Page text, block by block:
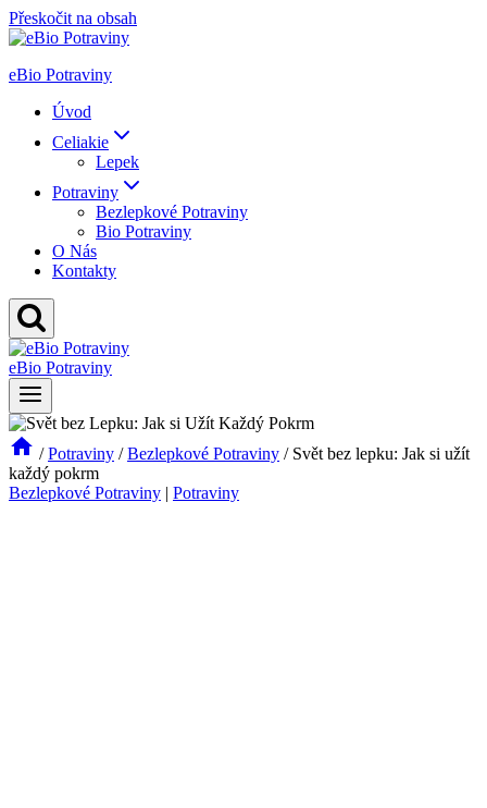
Přeskočit na obsah
eBio Potraviny
Úvod
Celiakie
Lepek
Potraviny
Bezlepkové Potraviny
Bio Potraviny
O Nás
Kontakty
eBio Potraviny
/ Potraviny / Bezlepkové Potraviny / Svět bez lepku: Jak si užít
každý pokrm
Bezlepkové Potraviny | Potraviny